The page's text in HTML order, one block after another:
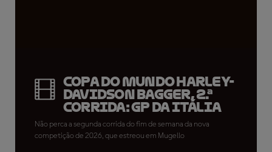
Copa do Mundo Harley-
Davidson Bagger, 2.ª
Corrida: GP da Itália
Não perca a segunda corrida do fim de semana da nova
competição de 2026, que estreou em Mugello